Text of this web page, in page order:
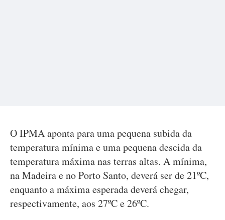
O IPMA aponta para uma pequena subida da
temperatura mínima e uma pequena descida da
temperatura máxima nas terras altas. A mínima,
na Madeira e no Porto Santo, deverá ser de 21ºC,
enquanto a máxima esperada deverá chegar,
respectivamente, aos 27ºC e 26ºC.